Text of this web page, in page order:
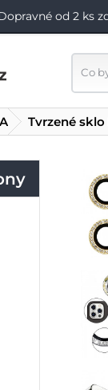
od 2 ks
Tvrzené sklo